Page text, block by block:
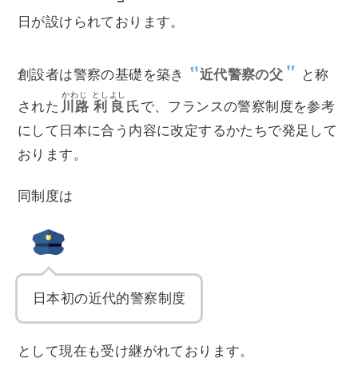
日が設けられております。
創設者は警察の基礎を築き 近代警察の父 と称
された 川路
かわじ
利良
としよし
氏で、フランスの警察制度を参考
にして日本に合う内容に改定するかたちで発足して
おります。
同制度は
日本初の近代的警察制度
として現在も受け継がれております。